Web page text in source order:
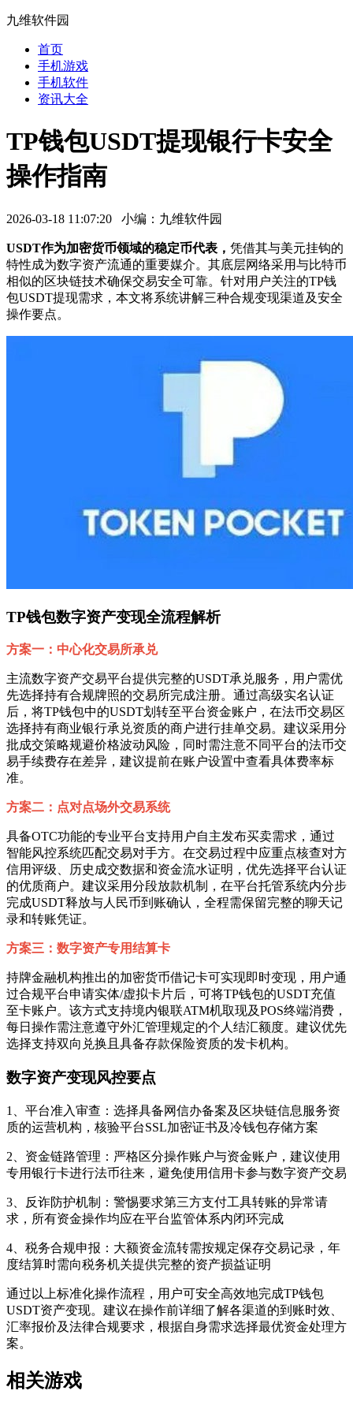
九维软件园
首页
手机游戏
手机软件
资讯大全
TP钱包USDT提现银行卡安全
操作指南
2026-03-18 11:07:20 小编：九维软件园
USDT作为加密货币领域的稳定币代表， 凭借其与美元挂钩的
特性成为数字资产流通的重要媒介。其底层网络采用与比特币
相似的区块链技术确保交易安全可靠。针对用户关注的TP钱
包USDT提现需求，本文将系统讲解三种合规变现渠道及安全
操作要点。
TP钱包数字资产变现全流程解析
方案一：中心化交易所承兑
主流数字资产交易平台提供完整的USDT承兑服务，用户需优
先选择持有合规牌照的交易所完成注册。通过高级实名认证
后，将TP钱包中的USDT划转至平台资金账户，在法币交易区
选择持有商业银行承兑资质的商户进行挂单交易。建议采用分
批成交策略规避价格波动风险，同时需注意不同平台的法币交
易手续费存在差异，建议提前在账户设置中查看具体费率标
准。
方案二：点对点场外交易系统
具备OTC功能的专业平台支持用户自主发布买卖需求，通过
智能风控系统匹配交易对手方。在交易过程中应重点核查对方
信用评级、历史成交数据和资金流水证明，优先选择平台认证
的优质商户。建议采用分段放款机制，在平台托管系统内分步
完成USDT释放与人民币到账确认，全程需保留完整的聊天记
录和转账凭证。
方案三：数字资产专用结算卡
持牌金融机构推出的加密货币借记卡可实现即时变现，用户通
过合规平台申请实体/虚拟卡片后，可将TP钱包的USDT充值
至卡账户。该方式支持境内银联ATM机取现及POS终端消费，
每日操作需注意遵守外汇管理规定的个人结汇额度。建议优先
选择支持双向兑换且具备存款保险资质的发卡机构。
数字资产变现风控要点
1、平台准入审查：选择具备网信办备案及区块链信息服务资
质的运营机构，核验平台SSL加密证书及冷钱包存储方案
2、资金链路管理：严格区分操作账户与资金账户，建议使用
专用银行卡进行法币往来，避免使用信用卡参与数字资产交易
3、反诈防护机制：警惕要求第三方支付工具转账的异常请
求，所有资金操作均应在平台监管体系内闭环完成
4、税务合规申报：大额资金流转需按规定保存交易记录，年
度结算时需向税务机关提供完整的资产损益证明
通过以上标准化操作流程，用户可安全高效地完成TP钱包
USDT资产变现。建议在操作前详细了解各渠道的到账时效、
汇率报价及法律合规要求，根据自身需求选择最优资金处理方
案。
相关游戏